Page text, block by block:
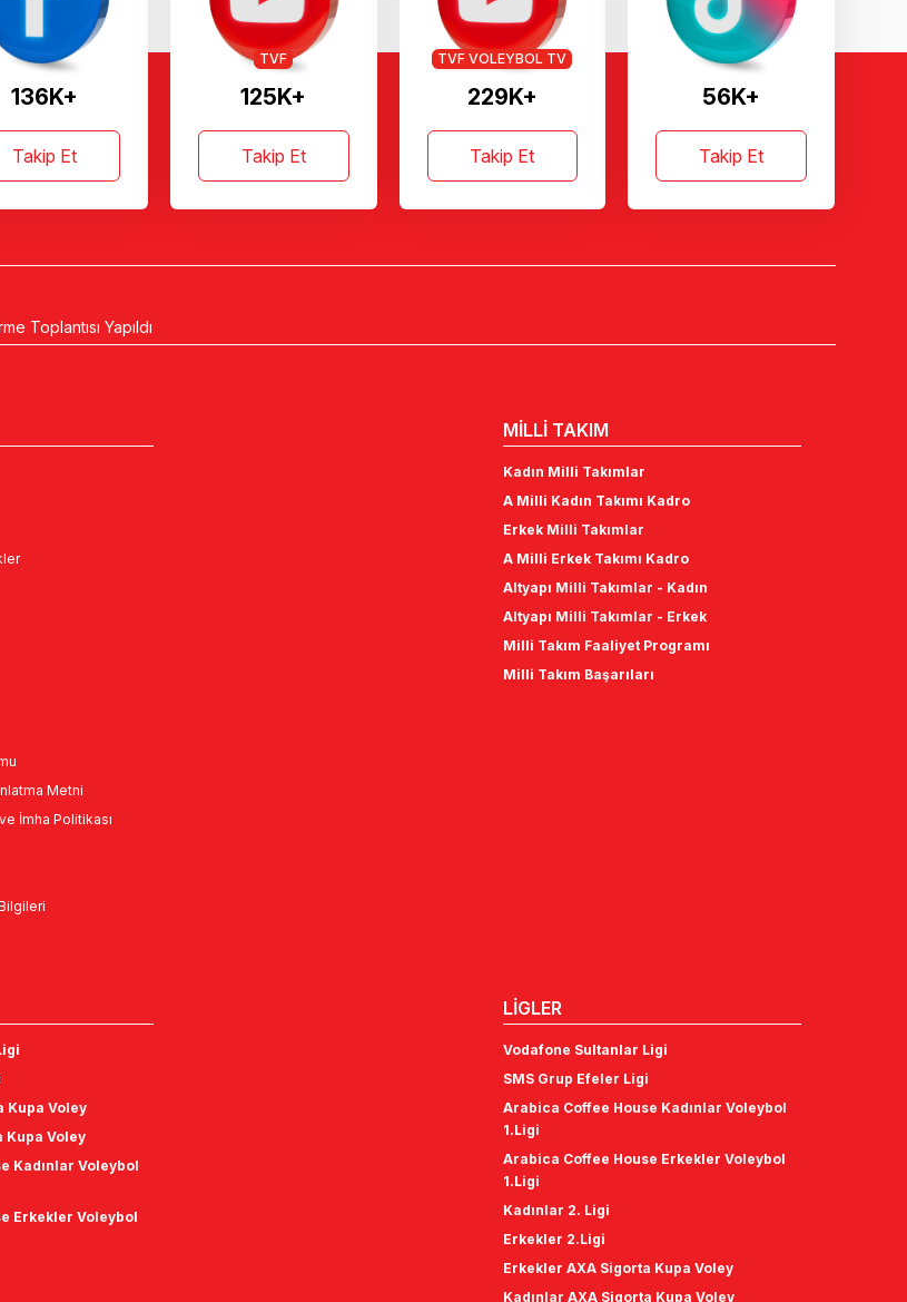
136K+
Takip Et
125K+
TVF
Takip Et
229K+
TVF VOLEYBOL TV
Takip Et
56K+
Takip Et
Toplantısı Yapıldı
Metni
İmha Politikası
MİLLİ TAKIM
Kadın Milli Takımlar
A Milli Kadın Takımı Kadro
Erkek Milli Takımlar
A Milli Erkek Takımı Kadro
Altyapı Milli Takımlar - Kadın
Altyapı Milli Takımlar - Erkek
Milli Takım Faaliyet Programı
Milli Takım Başarıları
Kupa Voley
Kupa Voley
Kadınlar Voleybol
Erkekler Voleybol
LİGLER
Vodafone Sultanlar Ligi
SMS Grup Efeler Ligi
Arabica Coffee House Kadınlar Voleybol
1.Ligi
Arabica Coffee House Erkekler Voleybol
1.Ligi
Kadınlar 2. Ligi
Erkekler 2.Ligi
Erkekler AXA Sigorta Kupa Voley
Kadınlar AXA Sigorta Kupa Voley